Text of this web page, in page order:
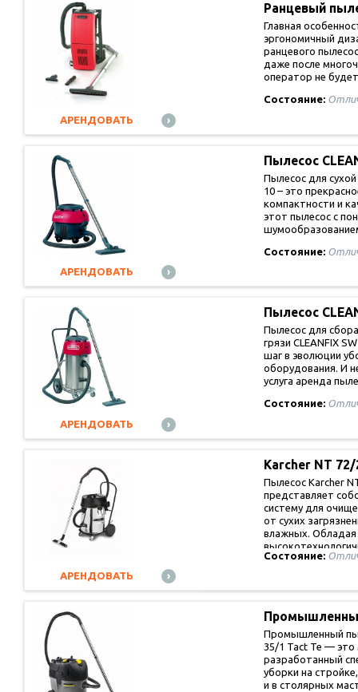
Ранцевый
CLEANFIX…
Главная
эргономичный
ранцевого
даже после
оператор не
Состояние:
АРЕНДОВАТЬ
Пылесос
Пылесос для сухой
10 – это
компактности и
этот пылесос с
Состояние:
АРЕНДОВАТЬ
Пылесос
Пылесос для
грязи CLEANFIX
шаг в эволюции
оборудования. И
услуга аренда
Состояние:
АРЕНДОВАТЬ
Karcher NT
Пылесос Karcher
представляет
систему для
от сухих
влажных. Обладая
Состояние:
АРЕНДОВАТЬ
Промышленный
35/1 Tact Te —
разработанный
уборки на
и в столярных